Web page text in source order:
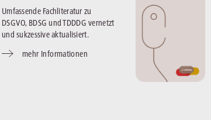
Umfassende Fachliteratur zu
DSGVO, BDSG und TDDDG vernetzt
und sukzessive aktualisiert.
mehr Informationen